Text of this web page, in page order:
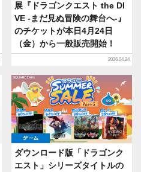
展『ドラゴンクエスト the DI
VE -まだ見ぬ冒険の舞台へ-』
のチケットが本日4月24日
（金）から一般販売開始！
2026.04.24
ゲーム
ダウンロード版「ドラゴンク
エスト」シリーズタイトルの